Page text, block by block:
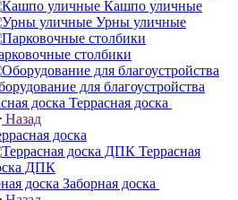
Кашпо уличные
Урны уличные
столбики
для благоустройства
Террасная доска
Назад
доска
Террасная
ДПК
Заборная доска